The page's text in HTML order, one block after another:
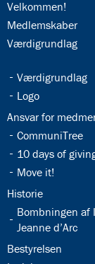
32.1:
Velkommen!
32.2:
Medlemskaber
32.3:
Værdigrundlag
32.4:
Værdigrundlag
32.6:
Logo
32.8:
Ansvar for
32.9:
CommuniTree
32.11:
10 days of
32.13:
Move it!
32.15:
Historie
32.16:
Bombningen af
Jeanne d’Arc
32.18:
Bestyrelsen